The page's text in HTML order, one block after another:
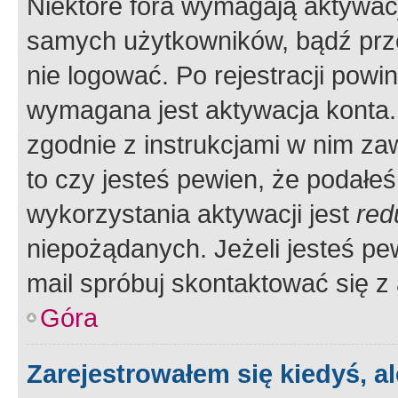
samych użytkowników, bądź
nie logować. Po rejestracji
wymagana jest aktywacja
zgodnie z instrukcjami w nim
to czy jesteś pewien, że
wykorzystania aktywacji jest
niepożądanych. Jeżeli jesteś
mail spróbuj skontaktować się
Góra
Zarejestrowałem się kiedyś,